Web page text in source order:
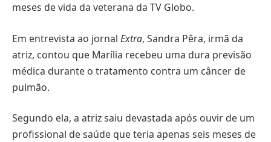
meses de vida da veterana da TV Globo.
Em entrevista ao jornal Extra, Sandra Pêra, irmã da
atriz, contou que Marília recebeu uma dura previsão
médica durante o tratamento contra um câncer de
pulmão.
Segundo ela, a atriz saiu devastada após ouvir de um
profissional de saúde que teria apenas seis meses de